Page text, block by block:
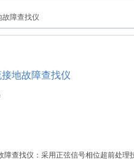
障查找仪
地故障查找仪
障查找仪：采用正弦信号相位超前处理